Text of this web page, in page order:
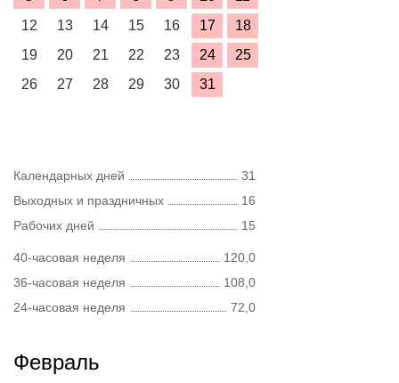
12
13 14 15 16 17
18
19
20 21 22 23 24
25
26
27 28 29 30 31
Календарных дней
31
Выходных и праздничных
16
Рабочих дней
15
40-часовая неделя
120,0
36-часовая неделя
108,0
24-часовая неделя
72,0
Февраль